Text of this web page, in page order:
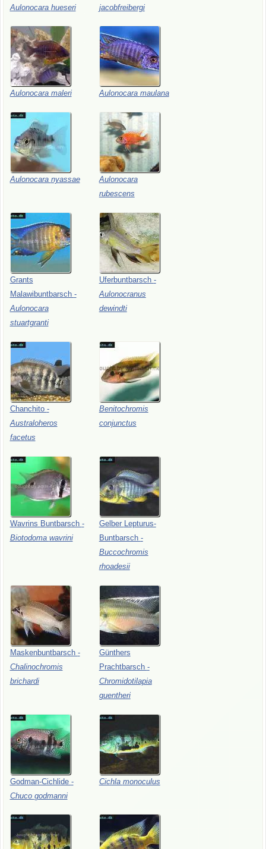
Aulonocara hueseri
jacobfreibergi
Aulonocara maleri Aulonocara maulana
Aulonocara nyassae
Aulonocara
rubescens
Grants
Malawibuntbarsch -
Aulonocara
stuartgranti
Uferbuntbarsch -
Aulonocranus
dewindti
Chanchito -
Australoheros
facetus
Benitochromis
conjunctus
Wavrins Buntbarsch -
Biotodoma wavrini
Gelber
Lepturus-
Buntbarsch -
Buccochromis
rhoadesii
Maskenbuntbarsch -
Chalinochromis
brichardi
Günthers
Prachtbarsch -
Chromidotilapia
guentheri
Godman-Cichlide -
Chuco godmanni
Cichla monoculus